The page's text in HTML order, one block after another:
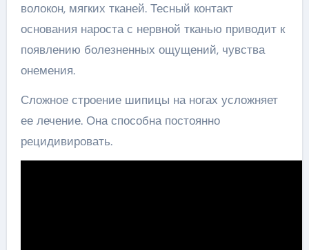
волокон, мягких тканей. Тесный контакт
основания нароста с нервной тканью приводит к
появлению болезненных ощущений, чувства
онемения.
Сложное строение шипицы на ногах усложняет
ее лечение. Она способна постоянно
рецидивировать.